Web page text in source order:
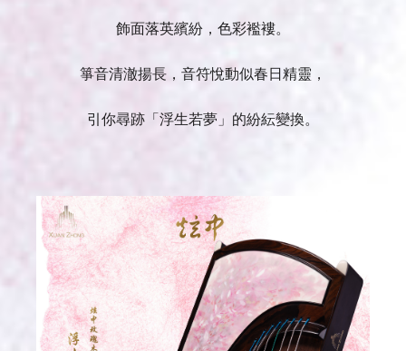
飾面落英繽紛，色彩襤褸。
箏音清澈揚長，音符悅動似春日精靈，
引你尋跡「浮生若夢」的紛紜變換。